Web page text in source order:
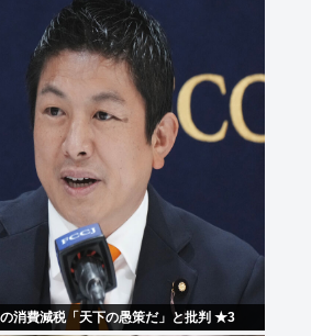
の消費減税「天下の愚策だ」と批判 ★3